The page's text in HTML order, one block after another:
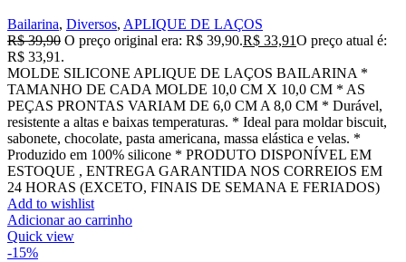
Bailarina, Diversos, APLIQUE DE LAÇOS
R$39,90 O preço original era: R$ 39,90.R$ 33,91O preço atual é:
R$ 33,91.
MOLDE SILICONE APLIQUE DE LAÇOS BAILARINA *
TAMANHO DE CADA MOLDE 10,0 CM X 10,0 CM * AS
PEÇAS PRONTAS VARIAM DE 6,0 CM A 8,0 CM * Durável,
resistente a altas e baixas temperaturas. * Ideal para moldar biscuit,
sabonete, chocolate, pasta americana, massa elástica e velas. *
Produzido em 100% silicone * PRODUTO DISPONÍVEL EM
ESTOQUE , ENTREGA GARANTIDA NOS CORREIOS EM
24 HORAS (EXCETO, FINAIS DE SEMANA E FERIADOS)
Add to wishlist
Adicionar ao carrinho
Quick view
-15%